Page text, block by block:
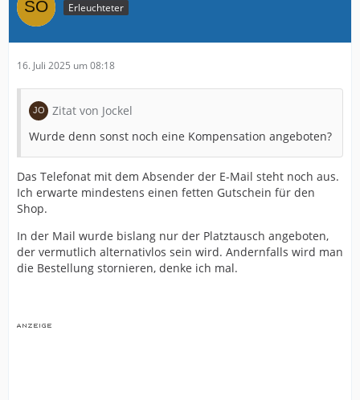
Erleuchteter
16. Juli 2025 um 08:18
Zitat von Jockel
Wurde denn sonst noch eine Kompensation angeboten?
Das Telefonat mit dem Absender der E-Mail steht noch aus.
Ich erwarte mindestens einen fetten Gutschein für den
Shop.
In der Mail wurde bislang nur der Platztausch angeboten,
der vermutlich alternativlos sein wird. Andernfalls wird man
die Bestellung stornieren, denke ich mal.